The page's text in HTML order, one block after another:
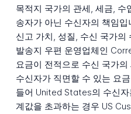
목적지 국가의 관세, 세금, 수
송자가 아닌 수신자의 책임
신고 가치, 성질, 수신 국가의
발송지 우편 운영업체인
요금이 전적으로 수신 국가
수신자가 직면할 수 있는 요
들어 United States의 수신
계값을 초과하는 경우 US